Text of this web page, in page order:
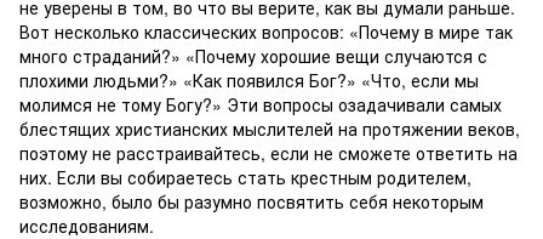
не уверены в том, во что вы верите, как вы думали раньше.
Вот несколько классических вопросов: «Почему в мире так
много страданий?» «Почему хорошие вещи случаются с
плохими людьми?» «Как появился Бог?» «Что, если мы
молимся не тому Богу?» Эти вопросы озадачивали самых
блестящих христианских мыслителей на протяжении веков,
поэтому не расстраивайтесь, если не сможете ответить на
них. Если вы собираетесь стать крестным родителем,
возможно, было бы разумно посвятить себя некоторым
исследованиям.